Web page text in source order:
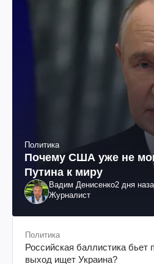
Политика
Почему США уже не
Путина к миру
Вадим Денисенко2 дня
Журналист
Политика
Российская баллистика бьет
выход ищет Украина?